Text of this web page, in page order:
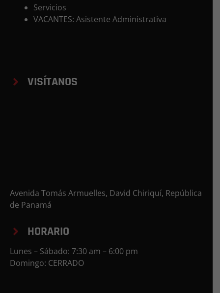
Servicios
VACANTES: Asistente Administrativa
VISÍTANOS
Avenida Tomás Armuelles, David Chiriquí, República
de Panamá
HORARIO
Lunes – Sábado: 7:30 am – 6:00 pm
Domingo: CERRADO